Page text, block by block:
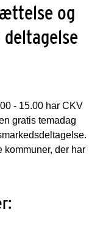
og
- 15.00 har CKV
gratis temadag
kommuner, der har